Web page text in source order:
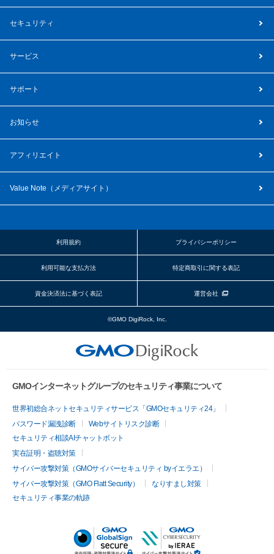
セキュリティ
サービス
サポート
お知らせ
アフィリエイト
Value Note（ メディアサイト ）
利用規約 プライバシーポリシー
利用可能な支払方法 特定商取引に関する表記
資金決済法に基づく表記 運営会社
©GMO DigiRock, Inc.
GMOインターネットグループのセキュリティ事業について
世界初総合ネットセキュリティサービス「GMOセキュリティ24」
パスワード漏洩診断
Webサイトリスク診断
セキュリティ相談AIチャットボット
実在証明・盗聴対策
サイバー攻撃対策（GMOサイバーセキュリティ byイエラエ）
サイバー攻撃対策（GMO Flatt Security）
なりすまし対策
セキュリティ事業の軌跡